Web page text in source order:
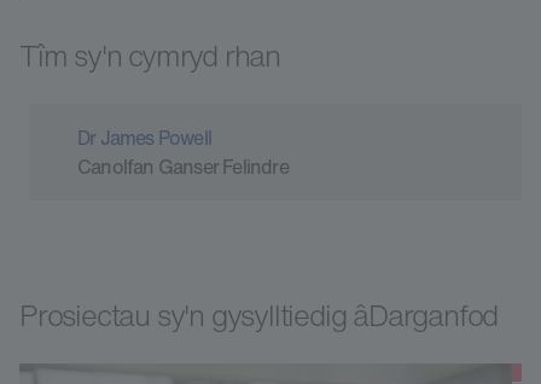
Tîm sy'n cymryd rhan
Dr James Powell
Canolfan Ganser Felindre
Prosiectau sy'n gysylltiedig âDarganfod